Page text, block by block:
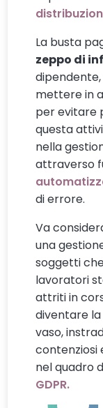
La busta
zeppo di
mettere in
per evitare
questa
nella
attraverso
di errore.
Va
una
soggetti
lavoratori
attriti in
diventare
vaso,
contenziosi
nel quadro
GDPR.